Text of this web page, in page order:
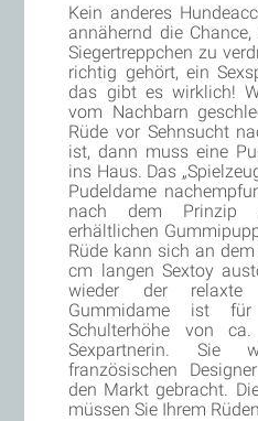
Kein anderes
annähernd die
Siegertreppchen zu
richtig gehört, ein
das gibt es wirklich!
vom Nachbarn
Rüde vor Sehnsucht
ist, dann muss eine
ins Haus. Das
Pudeldame
nach dem Prinzip
erhältlichen
Rüde kann sich an
cm langen Sextoy
wieder der
Gummidame ist
Schulterhöhe von
Sexpartnerin. Sie
französischen
den Markt gebracht.
müssen Sie Ihrem